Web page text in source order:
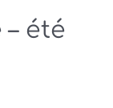
– été